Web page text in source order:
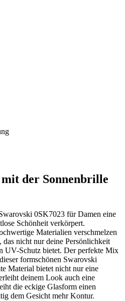
der Sonnenbrille
0SK7023 für Damen eine
Schönheit verkörpert.
Materialien verschmelzen
nicht nur deine Persönlichkeit
UV-Schutz bietet. Der perfekte Mix
formschönen Swarovski
Material bietet nicht nur eine
deinem Look auch eine
die eckige Glasform einen
dem Gesicht mehr Kontur.